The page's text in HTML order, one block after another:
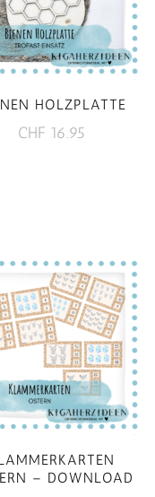
HOLZPLATTE
CHF 16.95
– DOWNLOAD